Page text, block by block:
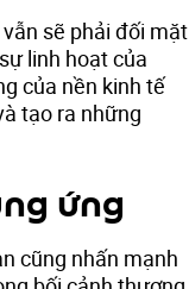
sẽ phải đối mặt
linh hoạt của
của nền kinh tế
tạo ra những
ứng
cũng nhấn mạnh